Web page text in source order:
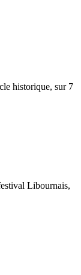
historique, sur 7
Libournais,